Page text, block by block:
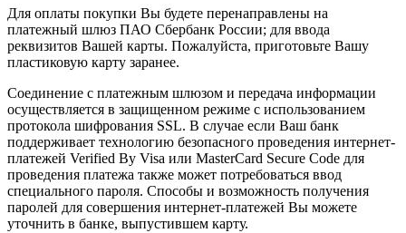
Для оплаты покупки Вы будете перенаправлены на
платежный шлюз ПАО Сбербанк России; для ввода
реквизитов Вашей карты. Пожалуйста, приготовьте Вашу
пластиковую карту заранее.
Соединение с платежным шлюзом и передача информации
осуществляется в защищенном режиме с использованием
протокола шифрования SSL. В случае если Ваш банк
поддерживает технологию безопасного проведения интернет-
платежей Verified By Visa или MasterCard Secure Code для
проведения платежа также может потребоваться ввод
специального пароля. Способы и возможность получения
паролей для совершения интернет-платежей Вы можете
уточнить в банке, выпустившем карту.